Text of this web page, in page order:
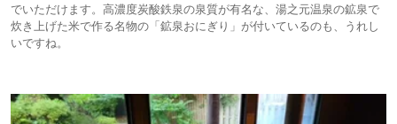
でいただけます。高濃度炭酸鉄泉の泉質が有名な、湯之元温泉の鉱泉で
炊き上げた米で作る名物の「鉱泉おにぎり」が付いているのも、うれし
いですね。